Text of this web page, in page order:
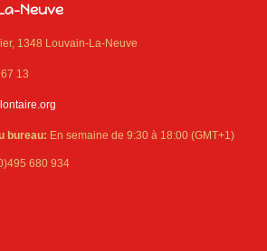
Neuve
1348 Louvain-La-Neuve
13
bureau: En semaine de 9:30 à 18:00 (GMT+1)
680 934